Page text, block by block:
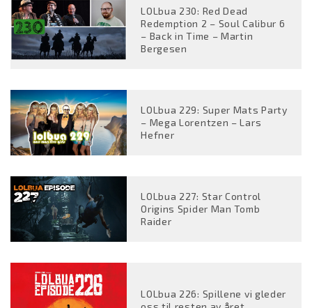
LOLbua 230: Red Dead
Redemption 2 – Soul Calibur 6
– Back in Time – Martin
Bergesen
LOLbua 229: Super Mats Party
– Mega Lorentzen – Lars
Hefner
LOLbua 227: Star Control
Origins Spider Man Tomb
Raider
LOLbua 226: Spillene vi gleder